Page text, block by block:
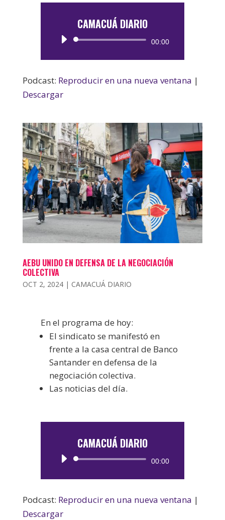
CAMACUÁ DIARIO
Reproductor
00:00
Podcast: Reproducir en una nueva ventana |
Descargar
AEBU UNIDO EN DEFENSA DE LA NEGOCIACIÓN
COLECTIVA
OCT 2, 2024| CAMACUÁ DIARIO
En el programa de hoy:
El sindicato se manifestó en
frente a la casa central de Banco
Santander en defensa de la
negociación colectiva.
Las noticias del día.
CAMACUÁ DIARIO
Reproductor
00:00
Podcast: Reproducir en una nueva ventana |
Descargar